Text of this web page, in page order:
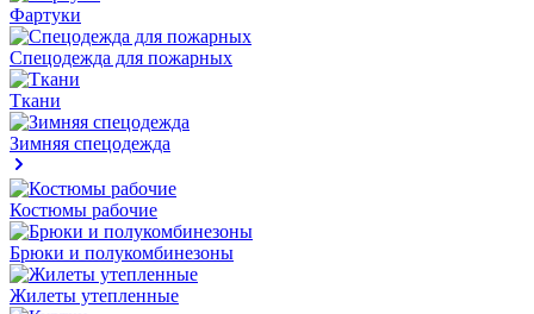
Фартуки
Спецодежда для пожарных
Ткани
Зимняя спецодежда
Костюмы рабочие
Брюки и полукомбинезоны
Жилеты утепленные